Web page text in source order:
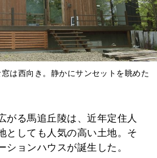
は西向き。静かにサンセットを眺めた
がる馬追丘陵は、近年定住人
としても人気の高い土地。そ
ションハウスが誕生した。